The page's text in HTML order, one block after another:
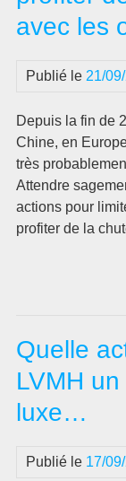
avec les
Publié le 21/
Depuis la fin de
Chine, en
très
Attendre
actions pour
profiter de la
Quelle
LVMH
luxe…
Publié le 17/